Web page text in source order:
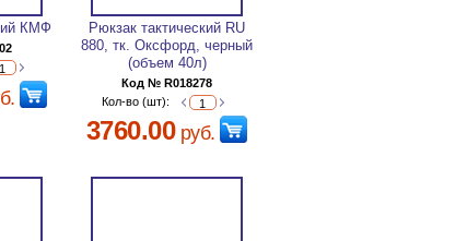
КМФ
Рюкзак тактический RU
880, тк. Оксфорд, черный
(объем 40л)
Код № R018278
Кол-во (шт):
3760.00руб.